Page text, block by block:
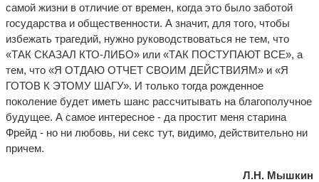
самой жизни в отличие от времен, когда это было заботой
государства и общественности. А значит, для того, чтобы
избежать трагедий, нужно руководствоваться не тем, что
«ТАК СКАЗАЛ КТО-ЛИБО» или «ТАК ПОСТУПАЮТ ВСЕ», а
тем, что «Я ОТДАЮ ОТЧЕТ СВОИМ ДЕЙСТВИЯМ» и «Я
ГОТОВ К ЭТОМУ ШАГУ». И только тогда рожденное
поколение будет иметь шанс рассчитывать на благополучное
будущее. А самое интересное - да простит меня старина
Фрейд - но ни любовь, ни секс тут, видимо, действительно ни
причем.
Л.Н. Мышкин